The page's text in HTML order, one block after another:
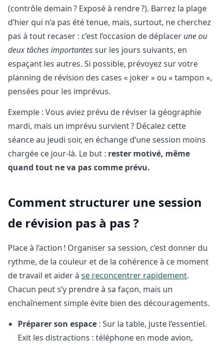
(contrôle demain ? Exposé à rendre ?). Barrez la plage
d’hier qui n’a pas été tenue, mais, surtout, ne cherchez
pas à tout recaser : c’est l’occasion de déplacer une ou
deux tâches importantessur les jours suivants, en
espaçant les autres. Si possible, prévoyez sur votre
planning de révision des cases « joker » ou « tampon »,
pensées pour les imprévus.
Exemple : Vous aviez prévu de réviser la géographie
mardi, mais un imprévu survient ? Décalez cette
séance au jeudi soir, en échange d’une session moins
chargée ce jour-là. Le but : rester motivé, même
quand tout ne va pas comme prévu.
Comment structurer une session
de révision pas à pas ?
Place à l’action ! Organiser sa session, c’est donner du
rythme, de la couleur et de la cohérence à ce moment
de travail et aider à se reconcentrer rapidement.
Chacun peut s’y prendre à sa façon, mais un
enchaînement simple évite bien des découragements.
Préparer son espace : Sur la table, juste l’essentiel.
Exit les distractions : téléphone en mode avion,